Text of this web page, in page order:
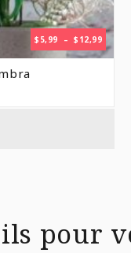
$ 5,99 – $ 12,99PLAGE
DE
pour